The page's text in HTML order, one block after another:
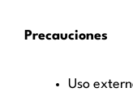
Precauciones
Uso